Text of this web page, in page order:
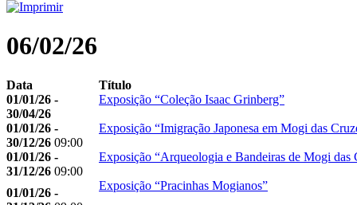
06/02/26
Data
Título
01/01/26 -
30/04/26
Exposição “Coleção Isaac Grinberg”
01/01/26 -
30/12/26 09:00
Exposição “Imigração Japonesa em Mogi das
01/01/26 -
31/12/26 09:00
Exposição “Arqueologia e Bandeiras de Mogi das
01/01/26 -
Exposição “Pracinhas Mogianos”